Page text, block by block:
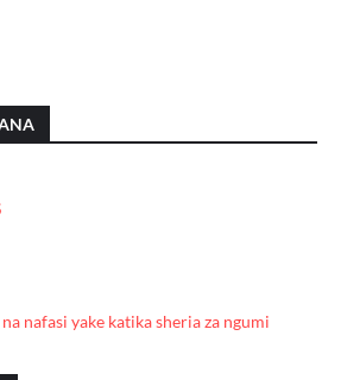
nafasi yake katika sheria za ngumi